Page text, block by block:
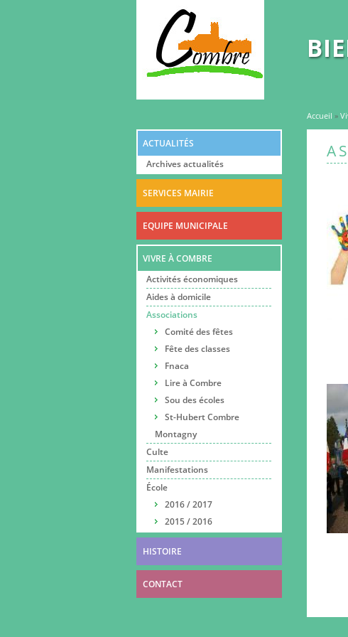
Accueil »
ACTUALITÉS
Archives actualités
SERVICES MAIRIE
EQUIPE MUNICIPALE
VIVRE À COMBRE
Activités économiques
Aides à domicile
Associations
Comité des fêtes
Fête des classes
Fnaca
Lire à Combre
Sou des écoles
St-Hubert Combre
Montagny
Culte
Manifestations
École
2016 / 2017
2015 / 2016
HISTOIRE
CONTACT